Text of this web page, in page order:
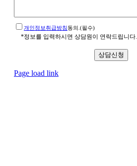
개인정보취급방침동의.(필수)
*정보를 입력하시면 상담원이 연락드립니다.
Page load link